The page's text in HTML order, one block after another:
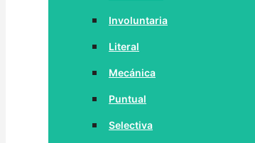
Involuntaria
Literal
Mecánica
Puntual
Selectiva